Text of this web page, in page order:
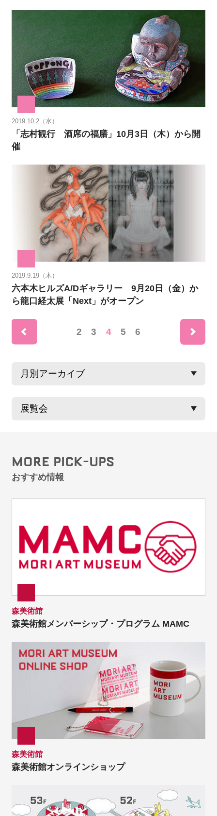
2019.10.2（水）
「志村観行 酒席の福膳」10月3日（木）から開
催
2019.9.19（木）
六本木ヒルズA/Dギャラリー 9月20日（金）か
ら龍口経太展「Next」がオープン
2 3 4 5 6
MORE PICK-UPS
おすすめ情報
森美術館
森美術館メンバーシップ・プログラム MAMC
森美術館
森美術館オンラインショップ